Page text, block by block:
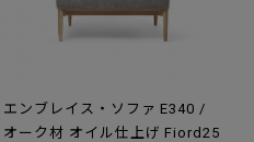
エンブレイス・ソファ E340 /
オーク材 オイル仕上げ Fiord25